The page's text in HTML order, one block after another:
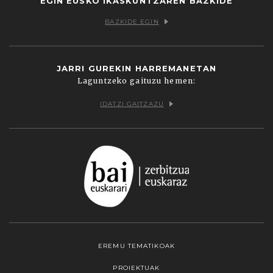
BAZKIDE EGIN
JARRI GUREKIN HARREMANETAN
Laguntzeko gaituzu hemen:
IDATZI GAITZAZU
EREMU TEMATIKOAK
PROIEKTUAK